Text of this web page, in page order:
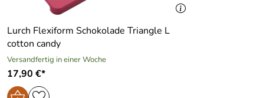
Lurch Flexiform Schokolade Triangle L
cotton candy
Versandfertig in einer Woche
17,90 €*